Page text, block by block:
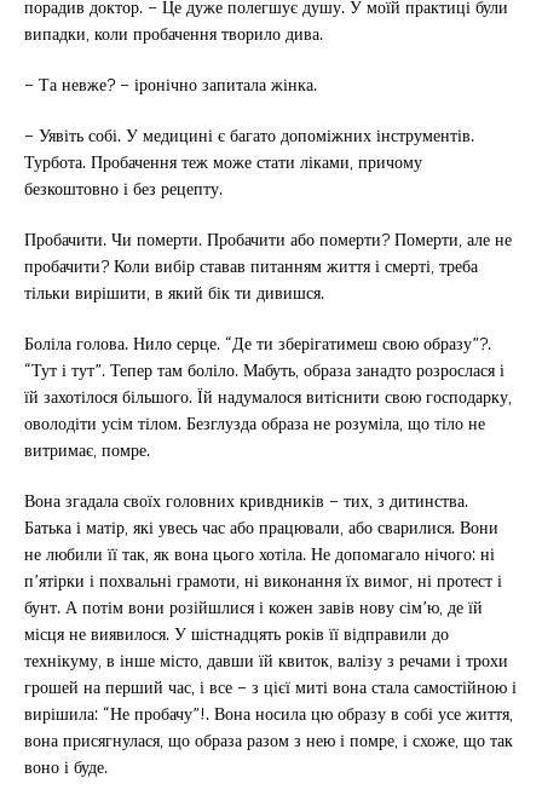
порадив доктор. – Це дуже полегшує душу. У моїй практиці були
випадки, коли пробачення творило дива.
– Та невже? – іронічно запитала жінка.
– Уявіть собі. У медицині є багато допоміжних інструментів.
Турбота. Пробачення теж може стати ліками, причому
безкоштовно і без рецепту.
Пробачити. Чи померти. Пробачити або померти? Померти, але не
пробачити? Коли вибір ставав питанням життя і смерті, треба
тільки вирішити, в який бік ти дивишся.
Боліла голова. Нило серце. “Де ти зберігатимеш свою образу”?.
“Тут і тут”. Тепер там боліло. Мабуть, образа занадто розрослася і
їй захотілося більшого. Їй надумалося витіснити свою господарку,
оволодіти усім тілом. Безглузда образа не розуміла, що тіло не
витримає, помре.
Вона згадала своїх головних кривдників – тих, з дитинства.
Батька і матір, які увесь час або працювали, або сварилися. Вони
не любили її так, як вона цього хотіла. Не допомагало нічого: ні
п’ятірки і похвальні грамоти, ні виконання їх вимог, ні протест і
бунт. А потім вони розійшлися і кожен завів нову сім’ю, де їй
місця не виявилося. У шістнадцять років її відправили до
технікуму, в інше місто, давши їй квиток, валізу з речами і трохи
грошей на перший час, і все – з цієї миті вона стала самостійною і
вирішила: “Не пробачу”!. Вона носила цю образу в собі усе життя,
вона присягнулася, що образа разом з нею і помре, і схоже, що так
воно і буде.